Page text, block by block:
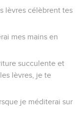
lèvres célèbrent tes
mes mains en
succulente et
lèvres, je te
je méditerai sur